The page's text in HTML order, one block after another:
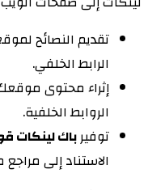
تقديم النصائح
الرابط الخلفي.
إثراء محتوى
الروابط الخلفية.
توفيرباك لينكات
الاستناد إلى